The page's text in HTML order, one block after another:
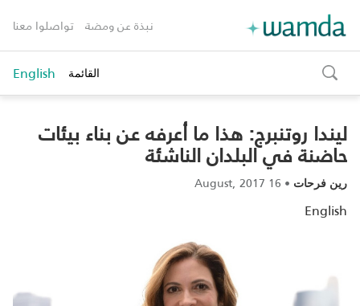
نبذة عن ومضة تواصلوا معنا
toggle
search
القائمة English
ليندا روتنبرج: هذا ما أعرفه عن بناء بيئات
حاضنة في البلدان الناشئة
رين فرحات •
16 August, 2017
English